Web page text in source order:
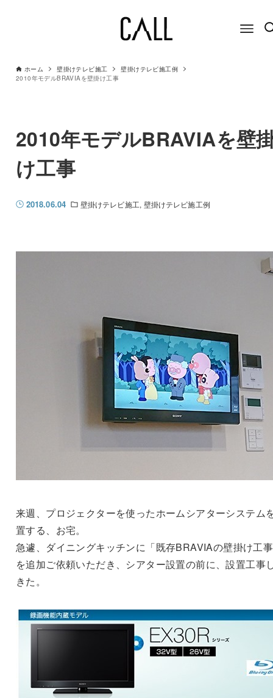
ホーム 壁掛けテレビ施工
壁掛けテレビ施工例
2010年モデルBRAVIAを壁掛け工事
2010年モデルBRAVIAを壁
け工事
2018.06.04 壁掛けテレビ施工 壁掛けテレビ施工例
来週、プロジェクターを使ったホームシアターシステム
置する、お宅。
急遽、ダイニングキッチンに「既存BRAVIAの壁掛け工
を追加ご依頼いただき、シアター設置の前に、設置工事
きた。